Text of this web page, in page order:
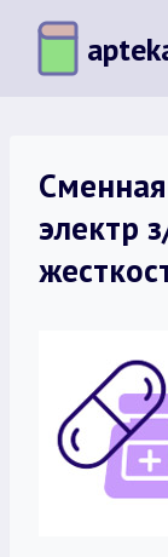
Перейти
содержимому
электр